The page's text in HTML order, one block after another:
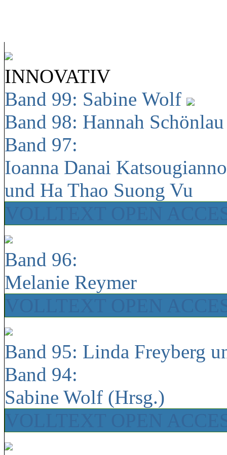
INNOVATIV
Band 99: Sabine Wolf
Band 98: Hannah
Band 97:
Ioanna Danai
und Ha Thao Suong Vu
Band 96:
Melanie Reymer
Band 95: Linda Freyberg
Band 94:
Sabine Wolf (Hrsg.)